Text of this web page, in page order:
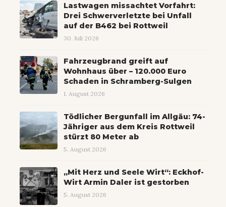
Lastwagen missachtet Vorfahrt:
Drei Schwerverletzte bei Unfall
auf der B462 bei Rottweil
30. Juli 2026
Fahrzeugbrand greift auf
Wohnhaus über – 120.000 Euro
Schaden in Schramberg-Sulgen
1. August 2026
Tödlicher Bergunfall im Allgäu: 74-
Jähriger aus dem Kreis Rottweil
stürzt 80 Meter ab
5. August 2026
„Mit Herz und Seele Wirt“: Eckhof-
Wirt Armin Daler ist gestorben
5. August 2026